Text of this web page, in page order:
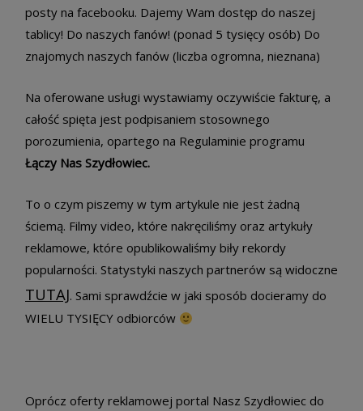
posty na facebooku. Dajemy Wam dostęp do naszej
tablicy! Do naszych fanów! (ponad 5 tysięcy osób) Do
znajomych naszych fanów (liczba ogromna, nieznana)
Na oferowane usługi wystawiamy oczywiście fakturę, a
całość spięta jest podpisaniem stosownego
porozumienia, opartego na Regulaminie programu
Łączy Nas Szydłowiec.
To o czym piszemy w tym artykule nie jest żadną
ściemą. Filmy video, które nakręciliśmy oraz artykuły
reklamowe, które opublikowaliśmy biły rekordy
popularności. Statystyki naszych partnerów są widoczne
TUTAJ. Sami sprawdźcie w jaki sposób docieramy do
WIELU TYSIĘCY odbiorców
Oprócz oferty reklamowej portal Nasz Szydłowiec do